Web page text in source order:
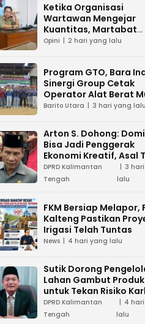
Ketika Organisasi
Wartawan Mengejar
Kuantitas, Martabat
Profesi Menjadi
Opini 2 hari yang lalu
Program GTO, Bara
Sinergi Group Cetak
Operator Alat Berat
Barito Utara 3 hari yang lalu
Arton S. Dohong:
Bisa Jadi Penggerak
Ekonomi Kreatif, Asal
Aturan
DPRD Kalimantan
Tengah
3
lalu
FKM Bersiap Melapor,
Kalteng Pastikan
Irigasi Telah Tuntas
News 4 hari yang lalu
Sutik Dorong
Lahan Gambut
untuk Tekan Risiko
DPRD Kalimantan
Tengah
4
lalu